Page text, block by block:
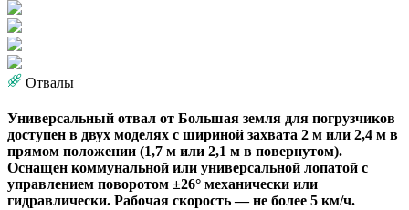
Отвалы
Универсальный отвал от Большая земля для погрузчиков
доступен в двух моделях с шириной захвата 2 м или 2,4 м в
прямом положении (1,7 м или 2,1 м в повернутом).
Оснащен коммунальной или универсальной лопатой с
управлением поворотом ±26° механически или
гидравлически. Рабочая скорость — не более 5 км/ч.